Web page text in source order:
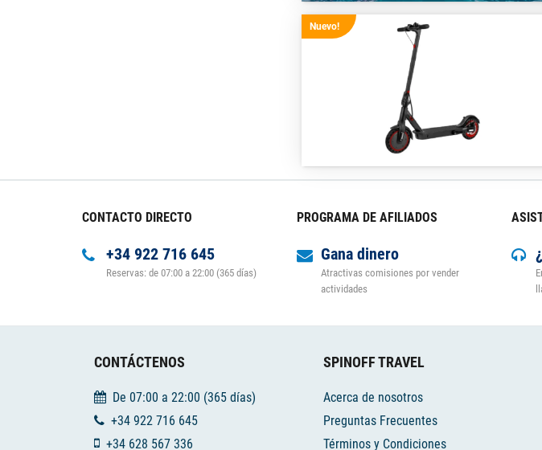
Nuevo!
CONTACTO DIRECTO
+34 922 716 645
Reservas: de 07:00 a 22:00 (365 días)
PROGRAMA DE AFILIADOS
Gana dinero
Atractivas comisiones por vender
actividades
CONTÁCTENOS
De 07:00 a 22:00 (365 días)
+34 922 716 645
+34 628 567 336
SPINOFF TRAVEL
Acerca de nosotros
Preguntas Frecuentes
Términos y Condiciones